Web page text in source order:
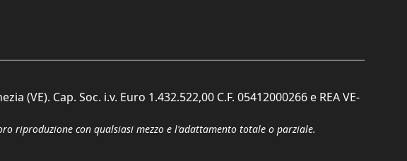
(VE). Cap. Soc. i.v. Euro 1.432.522,00 C.F. 05412000266 e REA VE-
riproduzione con qualsiasi mezzo e l'adattamento totale o parziale.